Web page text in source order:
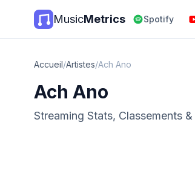
MusicMetrics Spotify
Accueil/Artistes/Ach Ano
Ach Ano
Streaming Stats, Classements